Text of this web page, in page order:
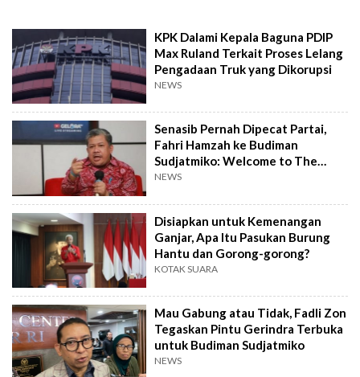
KPK Dalami Kepala Baguna PDIP
Max Ruland Terkait Proses Lelang
Pengadaan Truk yang Dikorupsi
NEWS
Senasib Pernah Dipecat Partai,
Fahri Hamzah ke Budiman
Sudjatmiko: Welcome to The
Club!
NEWS
Disiapkan untuk Kemenangan
Ganjar, Apa Itu Pasukan Burung
Hantu dan Gorong-gorong?
KOTAK SUARA
Mau Gabung atau Tidak, Fadli Zon
Tegaskan Pintu Gerindra Terbuka
untuk Budiman Sudjatmiko
NEWS